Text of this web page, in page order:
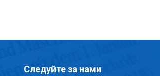
Следуйте за нами